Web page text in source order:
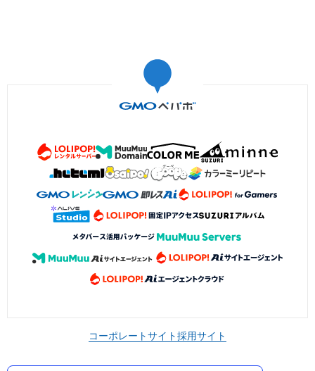
コーポレートサイト採用サイト